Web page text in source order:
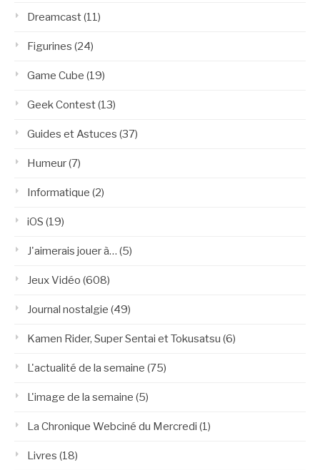
Dreamcast(11)
Figurines (24)
Game Cube (19)
Geek Contest(13)
Guides et Astuces (37)
Humeur(7)
Informatique (2)
iOS (19)
J'aimerais jouer à… (5)
Jeux Vidéo (608)
Journal nostalgie (49)
Kamen Rider, Super Sentai et Tokusatsu (6)
L'actualité de la semaine (75)
L'image de la semaine (5)
La Chronique Webciné du Mercredi (1)
Livres (18)